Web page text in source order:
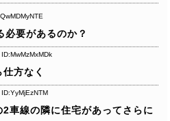
必要があるのか？
ID:MwMzMxMDk
方なく
ID:YyMjEzNTM
車線の隣に住宅があってさらに